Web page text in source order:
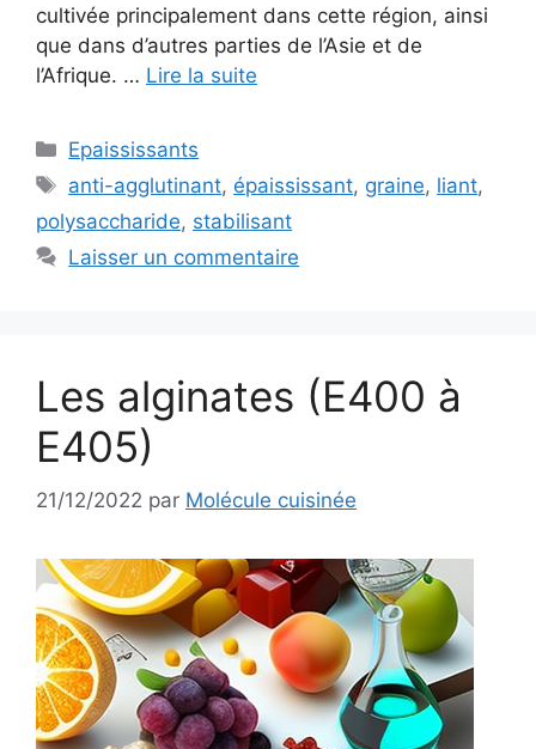
cultivée principalement dans cette région, ainsi
que dans d’autres parties de l’Asie et de
l’Afrique. … Lire la suite
Catégories
Epaississants
Étiquettes
anti-agglutinant, épaississant, graine, liant,
polysaccharide, stabilisant
Laisser un commentaire
Les alginates (E400 à
E405)
21/12/2022 par Molécule cuisinée